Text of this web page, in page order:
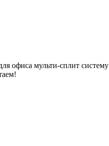
офиса мульти-сплит